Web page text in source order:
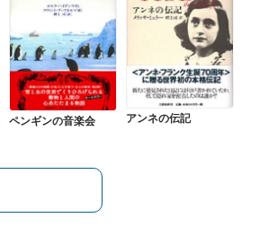
ペンギンの音楽会 アンネの伝記